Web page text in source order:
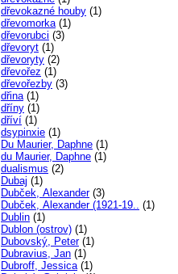
dřevokazné houby (1)
dřevomorka(1)
dřevorubci (3)
dřevoryt (1)
dřevoryty (2)
dřevořez (1)
dřevořezby (3)
dřina(1)
dříny (1)
dříví (1)
dsypinxie (1)
Du Maurier, Daphne (1)
du Maurier, Daphne (1)
dualismus (2)
Dubaj (1)
Dubček, Alexander(3)
Dubček, Alexander (1921-19.. (1)
Dublin (1)
Dublon (ostrov) (1)
Dubovský, Peter(1)
Dubravius, Jan (1)
Dubroff, Jessica(1)